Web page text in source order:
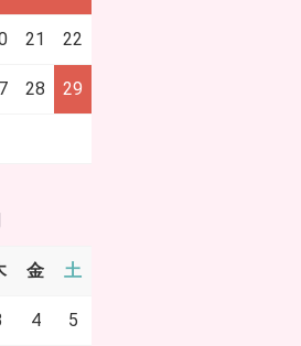
21 22
28 29
金 土
4 5